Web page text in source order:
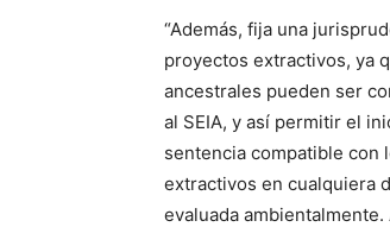
“Además, fija una
proyectos extractivos, ya
ancestrales pueden ser
al SEIA, y así permitir el
sentencia compatible con
extractivos en cualquiera
evaluada